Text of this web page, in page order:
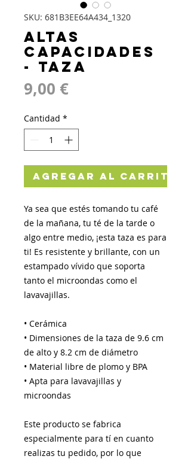
SKU: 681B3EE64A434_1320
Altas
Capacidades
- Taza
9,00 €Precio
Cantidad *
Agregar al carrito
Ya sea que estés tomando tu café
de la mañana, tu té de la tarde o
algo entre medio, ¡esta taza es para
ti! Es resistente y brillante, con un
estampado vívido que soporta
tanto el microondas como el
lavavajillas.
• Cerámica
• Dimensiones de la taza de 9.6 cm
de alto y 8.2 cm de diámetro
• Material libre de plomo y BPA
• Apta para lavavajillas y
microondas
Este producto se fabrica
especialmente para tí en cuanto
realizas tu pedido, por lo que